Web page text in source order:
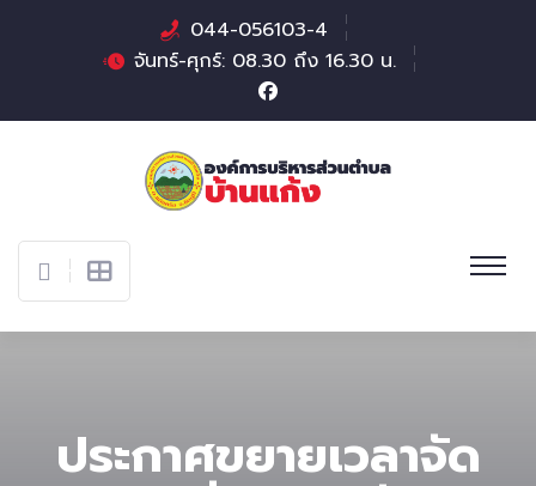
044-056103-4
จันทร์-ศุกร์: 08.30 ถึง 16.30 น.
ประกาศขยายเวลาจัด